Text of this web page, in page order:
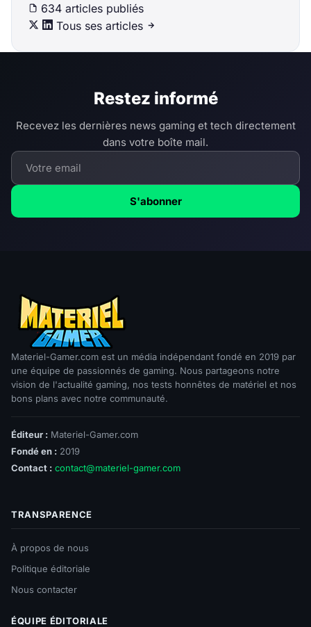
634 articles publiés
Tous ses articles
Restez informé
Recevez les dernières news gaming et tech directement
dans votre boîte mail.
S'abonner
Materiel-Gamer.com est un média indépendant fondé en 2019 par
une équipe de passionnés de gaming. Nous partageons notre
vision de l'actualité gaming, nos tests honnêtes de matériel et nos
bons plans avec notre communauté.
Éditeur : Materiel-Gamer.com
Fondé en : 2019
Contact : contact@materiel-gamer.com
TRANSPARENCE
À propos de nous
Politique éditoriale
Nous contacter
ÉQUIPE ÉDITORIALE